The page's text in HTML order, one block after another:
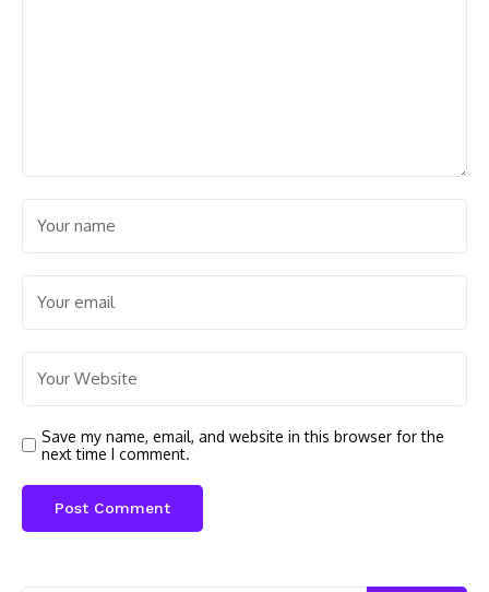
Save my name, email, and website in this browser for the
next time I comment.